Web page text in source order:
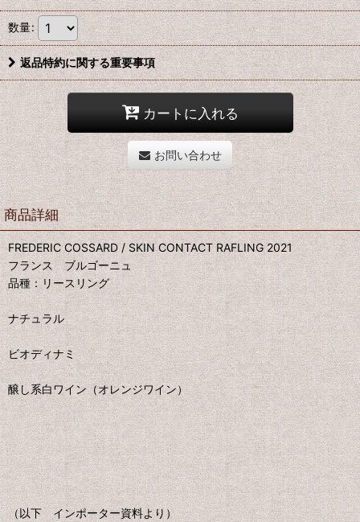
数量:
返品特約に関する重要事項
カートに入れる
お問い合わせ
商品詳細
FREDERIC COSSARD / SKIN CONTACT RAFLING 2021
フランス ブルゴーニュ
品種：リースリング
ナチュラル
ビオディナミ
醸し系白ワイン（オレンジワイン）
（以下 インポーター資料より）